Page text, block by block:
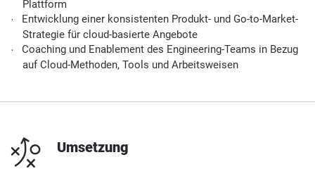
Plattform
Entwicklung einer konsistenten Produkt- und Go-to-Market-
Strategie für cloud-basierte Angebote
Coaching und Enablement des Engineering-Teams in Bezug
auf Cloud-Methoden, Tools und Arbeitsweisen
n Umsetzung